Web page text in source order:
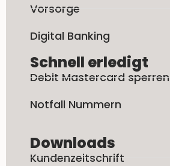
Vorsorge
Digital Banking
Schnell erledigt
Debit Mastercard sperren
Notfall Nummern
Downloads
Kundenzeitschrift